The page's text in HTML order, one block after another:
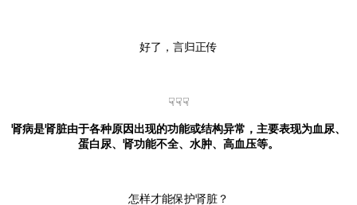
好了，言归正传
☟☟☟
肾病是肾脏由于各种原因出现的功能或结构异常，主要表现为血尿、
蛋白尿、肾功能不全、水肿、高血压等。
怎样才能保护肾脏？